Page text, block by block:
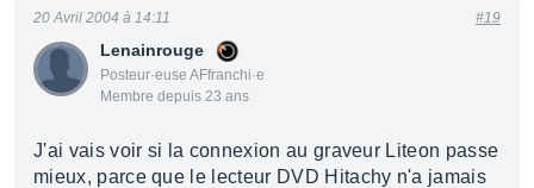
Lenainrouge
Posteur·euse AFfranchi·e
Membre depuis 23 ans
20 Avril 2004 à 14:11 #19
J'ai vais voir si la connexion au graveur Liteon passe
mieux, parce que le lecteur DVD Hitachy n'a jamais